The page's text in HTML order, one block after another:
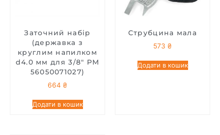
Заточний набір
(державка з
круглим напилком
d4.0 мм для 3/8″ PM
56050071027)
664 ₴
Додати в кошик
Струбцина мала
573 ₴
Додати в кошик